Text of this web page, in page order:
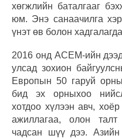
хөгжлийн баталгааг
юм. Энэ санаачилга
үнэт өв болон
2016 онд АСЕМ-ийн
улсад зохион
Европын 50 гаруй
бид эх орныхоо
хотдоо хүлээн авч,
ажиллагаа, олон
чадсан шүү дээ.